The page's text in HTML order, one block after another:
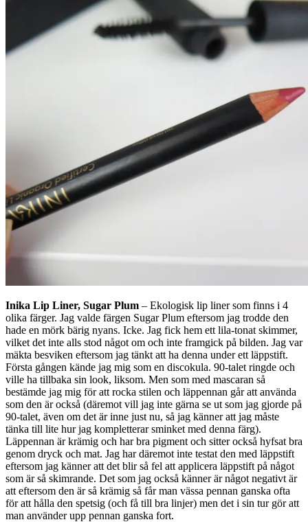
Inika Lip Liner, Sugar Plum – Ekologisk lip liner som finns i 4
olika färger. Jag valde färgen Sugar Plum eftersom jag trodde den
hade en mörk bärig nyans. Icke. Jag fick hem ett lila-tonat skimmer,
vilket det inte alls stod något om och inte framgick på bilden. Jag var
mäkta besviken eftersom jag tänkt att ha denna under ett läppstift.
Första gången kände jag mig som en discokula. 90-talet ringde och
ville ha tillbaka sin look, liksom. Men som med mascaran så
bestämde jag mig för att rocka stilen och läppennan går att använda
som den är också (däremot vill jag inte gärna se ut som jag gjorde på
90-talet, även om det är inne just nu, så jag känner att jag måste
tänka till lite hur jag kompletterar sminket med denna färg).
Läppennan är krämig och har bra pigment och sitter också hyfsat bra
genom dryck och mat. Jag har däremot inte testat den med läppstift
eftersom jag känner att det blir så fel att applicera läppstift på något
som är så skimrande. Det som jag också känner är något negativt är
att eftersom den är så krämig så får man vässa pennan ganska ofta
för att hålla den spetsig (och få till bra linjer) men det i sin tur gör att
man använder upp pennan ganska fort.